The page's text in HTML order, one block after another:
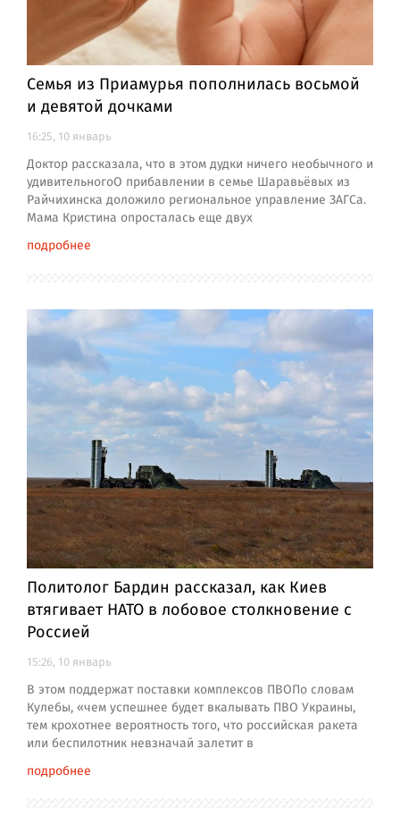
Семья из Приамурья пополнилась восьмой
и девятой дочками
16:25, 10 январь
Доктор рассказала, что в этом дудки ничего необычного и
удивительногоО прибавлении в семье Шаравьёвых из
Райчихинска доложило региональное управление ЗАГСа.
Мама Кристина опросталась еще двух
подробнее
Политолог Бардин рассказал, как Киев
втягивает НАТО в лобовое столкновение с
Россией
15:26, 10 январь
В этом поддержат поставки комплексов ПВОПо словам
Кулебы, «чем успешнее будет вкалывать ПВО Украины,
тем крохотнее вероятность того, что российская ракета
или беспилотник невзначай залетит в
подробнее